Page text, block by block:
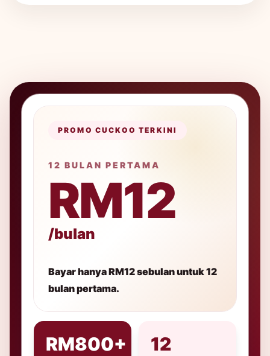
PROMO CUCKOO TERKINI
12 BULAN PERTAMA
RM12
/bulan
Bayar hanya RM12 sebulan untuk 12
bulan pertama.
RM800+ 12